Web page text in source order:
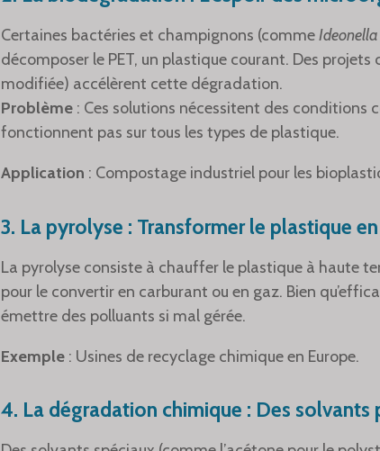
Certaines bactéries et champignons (comme
décomposer le PET, un plastique courant. Des projets
modifiée) accélèrent cette dégradation.
Problème : Ces solutions nécessitent des
fonctionnent pas sur tous les types de plastique.
Application : Compostage industriel pour les
3. La pyrolyse : Transformer le plastique
La pyrolyse consiste à chauffer le plastique à haute
pour le convertir en carburant ou en gaz. Bien
émettre des polluants si mal gérée.
Exemple : Usines de recyclage chimique en Europe.
4. La dégradation chimique : Des